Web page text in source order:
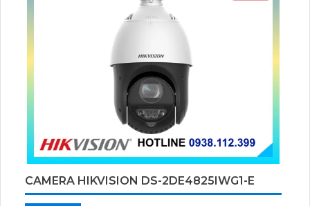
CAMERA HIKVISION DS-2DE4825IWG1-E